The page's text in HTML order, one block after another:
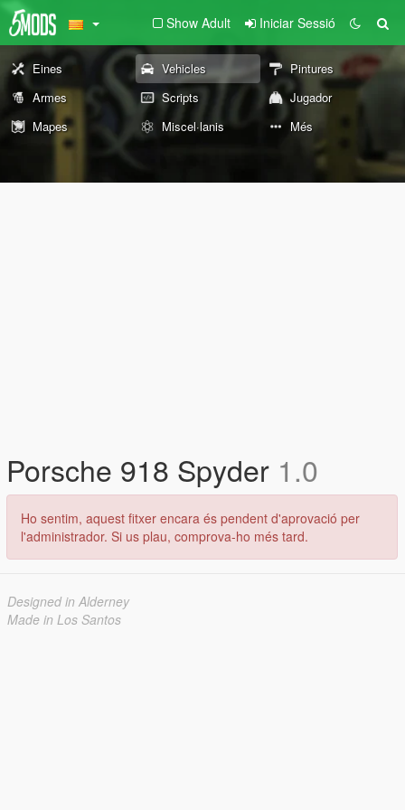
Show Adult Iniciar Sessió
Eines Vehicles
Pintures
Armes
Scripts
Jugador
Mapes
Miscel·lanis Més
Porsche 918 Spyder 1.0
Ho sentim, aquest fitxer encara és pendent d'aprovació per
l'administrador. Si us plau, comprova-ho més tard.
Designed in Alderney
Made in Los Santos